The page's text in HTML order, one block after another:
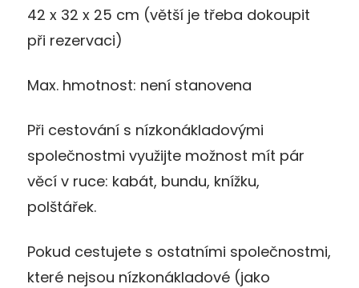
42 x 32 x 25 cm (větší je třeba dokoupit
při rezervaci)
Max. hmotnost: není stanovena
Při cestování s nízkonákladovými
společnostmi využijte možnost mít pár
věcí v ruce: kabát, bundu, knížku,
polštářek.
Pokud cestujete s ostatními společnostmi,
které nejsou nízkonákladové (jako